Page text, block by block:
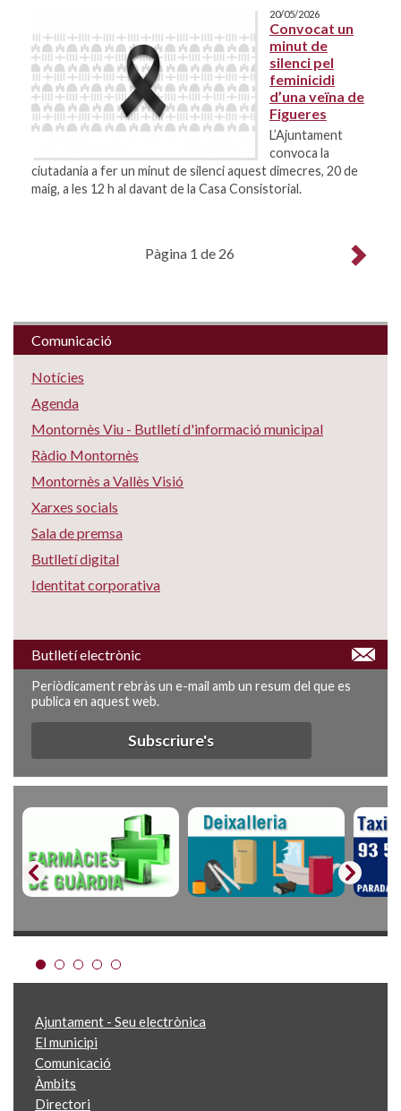
20/05/2026
Convocat un
minut de
silenci pel
feminicidi
d’una veïna de
Figueres
L’Ajuntament
convoca la
ciutadania a fer un minut de silenci aquest dimecres, 20 de
maig, a les 12 h al davant de la Casa Consistorial.
Pàgina 1 de 26
Comunicació
Notícies
Agenda
Montornès Viu - Butlletí d'informació municipal
Ràdio Montornès
Montornès a Vallès Visió
Xarxes socials
Sala de premsa
Butlletí digital
Identitat corporativa
Butlletí electrònic
Periòdicament rebràs un e-mail amb un resum del que es
publica en aquest web.
Subscriure's
Ajuntament - Seu electrònica
El municipi
Comunicació
Àmbits
Directori